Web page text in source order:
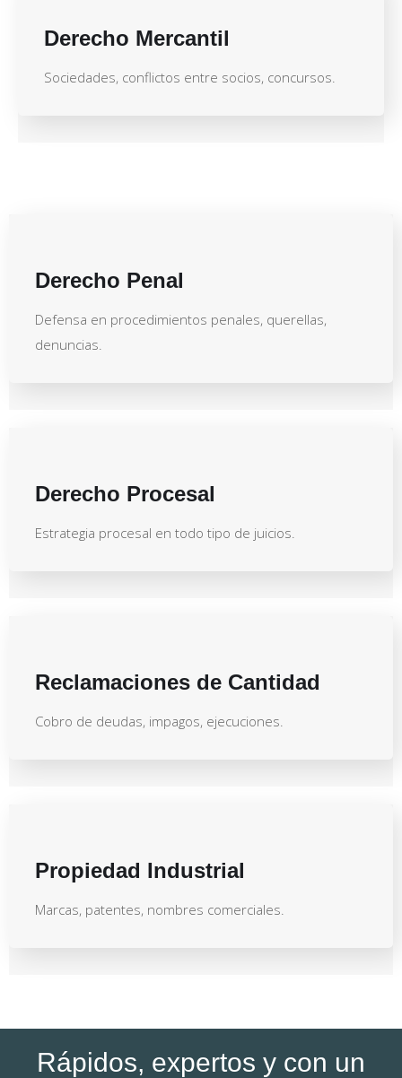
Derecho Mercantil
Sociedades, conflictos entre socios, concursos.
Derecho Penal
Defensa en procedimientos penales, querellas,
denuncias.
Derecho Procesal
Estrategia procesal en todo tipo de juicios.
Reclamaciones de Cantidad
Cobro de deudas, impagos, ejecuciones.
Propiedad Industrial
Marcas, patentes, nombres comerciales.
Rápidos, expertos y con un